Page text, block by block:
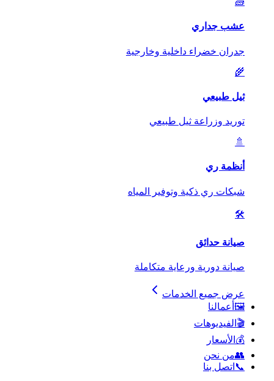
عشب جداري
جدران خضراء داخلية وخارجية
🌾
ثيل طبيعي
توريد وزراعة ثيل طبيعي
🚿
أنظمة ري
شبكات ري ذكية وتوفير المياه
🛠️
صيانة حدائق
صيانة دورية ورعاية متكاملة
عرض جميع الخدمات
🖼️ أعمالنا
🎬 الفيديوهات
💰 الأسعار
👥من نحن
📞 اتصل بنا